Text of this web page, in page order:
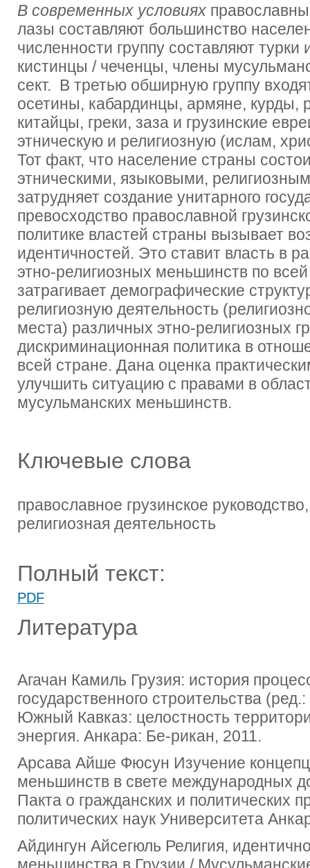
В современных условиях
лазы составляют большинство
численности группу составляют
кистинцы / чеченцы, члены
сект. В третью обширную группу
осетины, кабардинцы, армяне, курды,
китайцы, греки, заза и грузинские
этническую и религиозную (ислам,
Тот факт, что население страны
этническими, языковыми,
затрудняет создание унитарного
превосходство православной
политике властей страны вызывает
идентичностей. Это ставит власть в
этно-религиозных меньшинств по
затрагивает демографические
религиозную деятельность
места) различных этно-религиозных
дискриминационная политика в
всей стране. Дана оценка
улучшить ситуацию с правами в
мусульманских меньшинств.
Ключевые слова
православное грузинское
религиозная деятельность
Полный текст:
PDF
Литература
Агачан Камиль Грузия: история
государственного строительства
Южный Кавказ: целостность
энергия. Анкара: Бе-рикан, 2011.
Арсава Айше Фюсун Изучение
меньшинств в свете международных
Пакта о гражданских и политических
политических наук Университета
Айдингун Айсегюль Религия,
меньшинства в Грузии /